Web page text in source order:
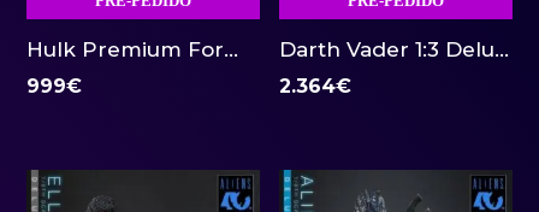
Hulk Premium Format Sideshow
999€
Darth Vader 1:3 Deluxe PCS Collectibles
2.364€